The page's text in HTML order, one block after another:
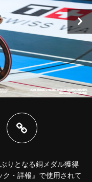
りとなる銅メダル獲得
・詳報』で使用されて